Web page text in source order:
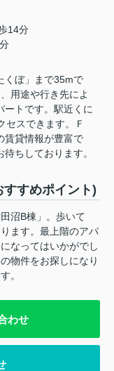
14分
くぼ」まで35mで
用途や行き先によ
ートです。駅近くに
セスできます。Ｆ
賃貸情報が豊富で
ちしております。
すめポイント)
沼B棟」。歩いて
ます。最上階のアパ
なってはいかがでし
物件をお探しになり
。
わせ